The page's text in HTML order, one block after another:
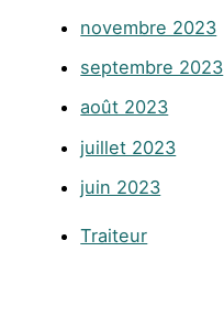
novembre 2023
septembre 2023
août 2023
juillet 2023
juin 2023
Traiteur